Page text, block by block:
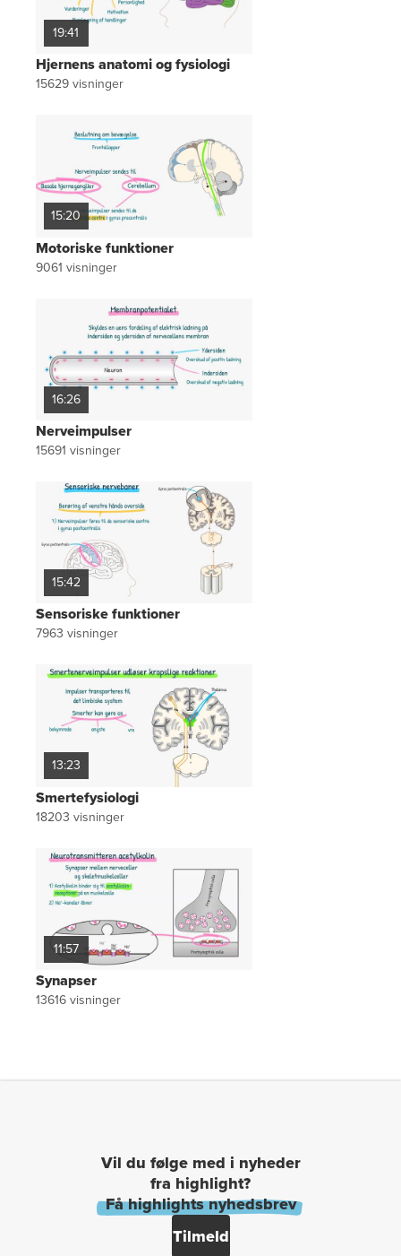
19:41
Hjernens anatomi og fysiologi
15629visninger
15:20
Motoriske funktioner
9061 visninger
16:26
Nerveimpulser
15691 visninger
15:42
Sensoriske funktioner
7963 visninger
13:23
Smertefysiologi
18203 visninger
11:57
Synapser
13616visninger
Vil du følge med i nyheder
fra highlight?
Få highlights nyhedsbrev
Tilmeld